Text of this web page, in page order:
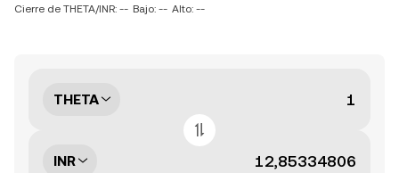
Cierre de THETA/INR: -- Bajo: -- Alto: --
THETA
INR